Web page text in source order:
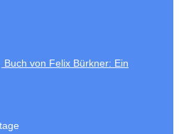
Buch von Felix Bürkner: Ein